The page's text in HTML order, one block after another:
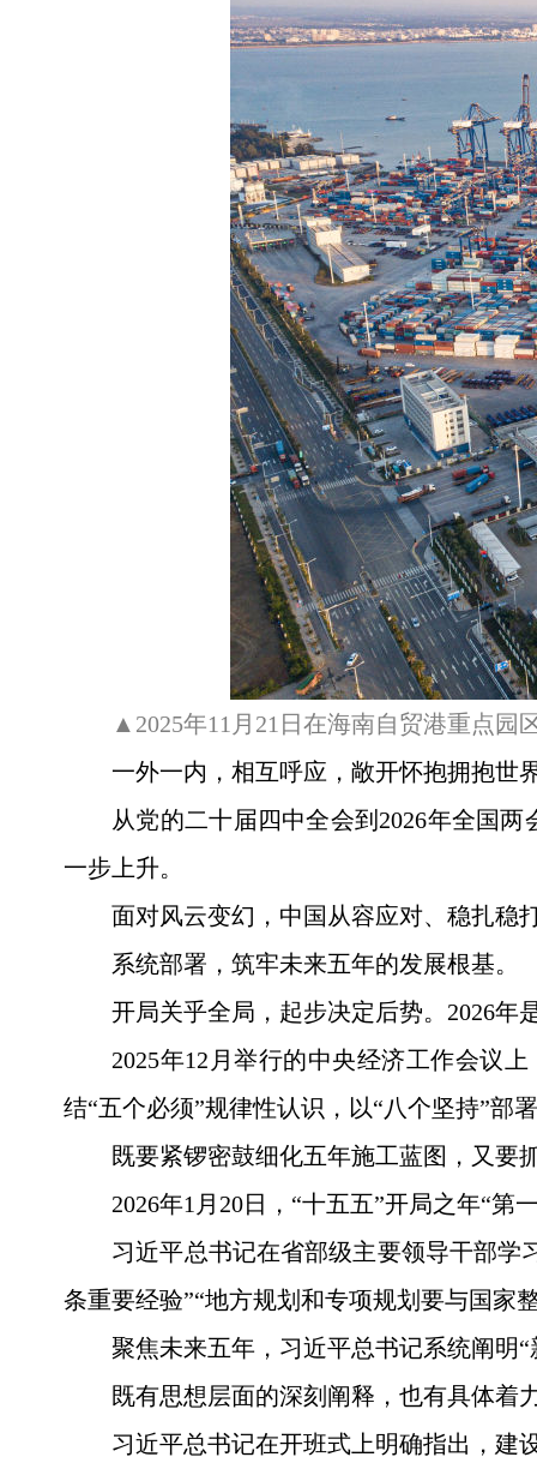
▲2025年11月21日在海南自贸港重点
一外一内，相互呼应，敞开怀抱拥抱世
从党的二十届四中全会到2026年全国
一步上升。
面对风云变幻，中国从容应对、稳扎稳
系统部署，筑牢未来五年的发展根基。
开局关乎全局，起步决定后势。2026年
2025年12月举行的中央经济工作会议
结“五个必须”规律性认识，以“八个坚持”
既要紧锣密鼓细化五年施工蓝图，又要
2026年1月20日，“十五五”开局之年“第
习近平总书记在省部级主要领导干部学
条重要经验”“地方规划和专项规划要与国
聚焦未来五年，习近平总书记系统阐明
既有思想层面的深刻阐释，也有具体着
习近平总书记在开班式上明确指出，建